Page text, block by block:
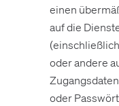
einen
auf die
oder andere
oder